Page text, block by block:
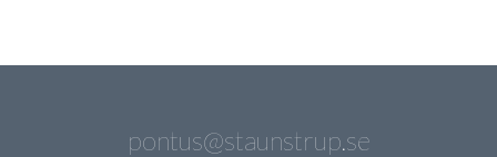
pontus@staunstrup.se